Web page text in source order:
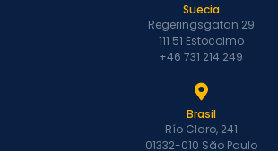
Suecia
Regeringsgatan 29
111 51 Estocolmo
+46 731 214 249
Brasil
Río Claro, 241
01332-010 São Paulo